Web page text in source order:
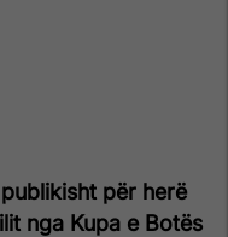
për herë
nga Kupa e Botës